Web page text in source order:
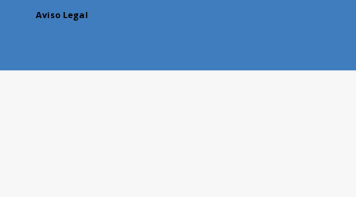
Aviso Legal